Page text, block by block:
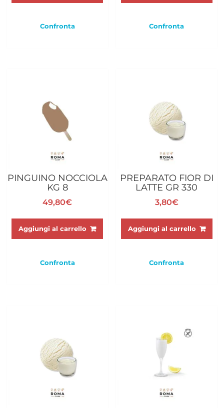
Confronta Confronta
PINGUINO NOCCIOLA
KG 8
49,80€
Aggiungi al carrello
Confronta
PREPARATO FIOR DI
LATTE GR 330
3,80€
Aggiungi al carrello
Confronta